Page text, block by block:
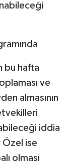
bu hafta
ve
almasının
iddia
Özel ise
olması